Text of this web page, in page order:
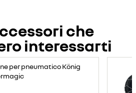
che
interessarti
per pneumatico König